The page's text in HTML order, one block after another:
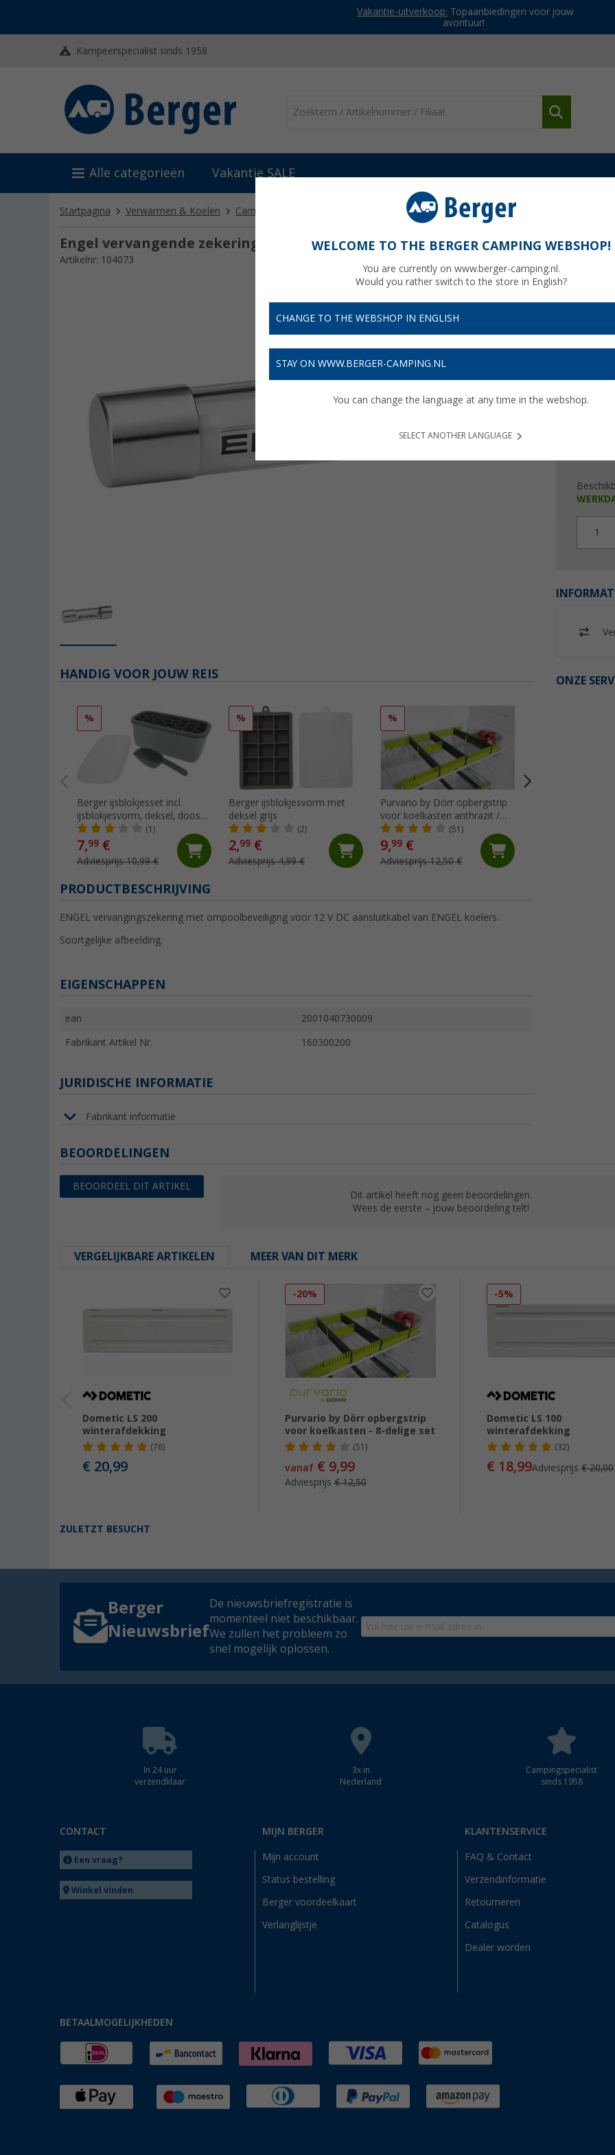
Vakantie-uitverkoop: Topaanbiedingen voor jouw
avontuur!
Kampeerspecialist sinds 1958
Alle categorieën Vakantie SALE
Startpagina Verwarmen & Koelen Camping koelkasten Engel vervangende zekering 12 V
Engel vervangende zekering 12 V
Artikelnr: 104073
€
1
ONZE
HANDIG VOOR JOUW REIS
%
Berger ijsblokjesset incl.
ijsblokjesvorm, deksel, doos
en ijsschep groen
(1)
7,99 €
Adviesprijs 10,99 €
%
Berger ijsblokjesvorm met
deksel grijs
(2)
2,99 €
Adviesprijs 4,99 €
%
Purvario by Dörr opbergstrip
voor koelkasten anthrazit /
lime - 8-delige set
(51)
9,99 €
Adviesprijs 12,50 €
PRODUCTBESCHRIJVING
ENGEL vervangingszekering met ompoolbeveiliging voor 12 V DC aansluitkabel van ENGEL koelers.
Soortgelijke afbeelding.
EIGENSCHAPPEN
ean 2001040730009
Fabrikant Artikel Nr. 160300200
JURIDISCHE INFORMATIE
Fabrikant informatie
BEOORDELINGEN
BEOORDEEL DIT ARTIKEL
Dit artikel heeft nog geen beoordelingen.
Wees de eerste – jouw beoordeling telt!
VERGELIJKBARE ARTIKELEN MEER VAN DIT MERK
Dometic LS 200
winterafdekking
(76)
€ 20,99
-20%
Purvario by Dörr opbergstrip
voor koelkasten - 8-delige set
(51)
vanaf€ 9,99
Adviesprijs € 12,50
-5%
Dometic LS 100
winterafdekking
(32)
€ 18,99Adviesprijs€ 20,00
ZULETZT BESUCHT
Berger
Nieuwsbrief
De nieuwsbriefregistratie is
momenteel niet beschikbaar.
We zullen het probleem zo
snel mogelijk oplossen.
In 24 uur
verzendklaar
3x in
Nederland
Campingspecialist
sinds 1958
CONTACT
Een vraag?
Winkel vinden
MIJN BERGER
Mijn account
Status bestelling
Berger voordeelkaart
Verlanglijstje
KLANTENSERVICE
FAQ & Contact
Verzendinformatie
Retourneren
Catalogus
Dealer worden
BETAALMOGELIJKHEDEN
WELCOME TO THE BERGER CAMPING WEBSHOP!
You are currently on www.berger-camping.nl.
Would you rather switch to the store in English?
CHANGE TO THE WEBSHOP IN ENGLISH
STAY ON WWW.BERGER-CAMPING.NL
You can change the language at any time in the webshop.
SELECT ANOTHER LANGUAGE